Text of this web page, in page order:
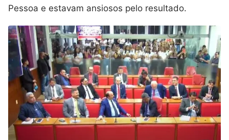
Pessoa e estavam ansiosos pelo resultado.